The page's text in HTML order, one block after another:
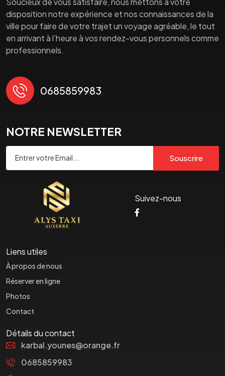
disposition notre expérience et nos connaissances de la
ville pour faire de votre trajet un voyage agréable, le tout
en arrivant à l’heure à vos rendez-vous personnels comme
professionnels.
0685859983
NOTRE NEWSLETTER
Souscrire
Suivez-nous
Liens utiles
À propos de nous
Réserver en ligne
Photos
Contact
Détails du contact
karbal.younes@orange.fr
0685859983